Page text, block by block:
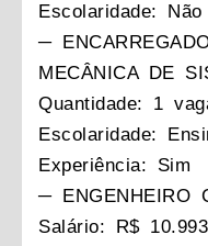
Escolaridade:
─
MECÂNICA DE
Quantidade: 1
Escolaridade:
Experiência: Sim
─ ENGENHEIRO
Salário: R$